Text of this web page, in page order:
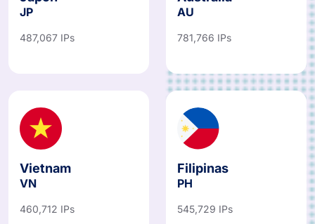
JP
487,067 IPs
AU
781,766 IPs
Vietnam
VN
460,712 IPs
Filipinas
PH
545,729 IPs